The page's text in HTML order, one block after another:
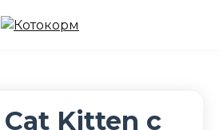
Kitten с